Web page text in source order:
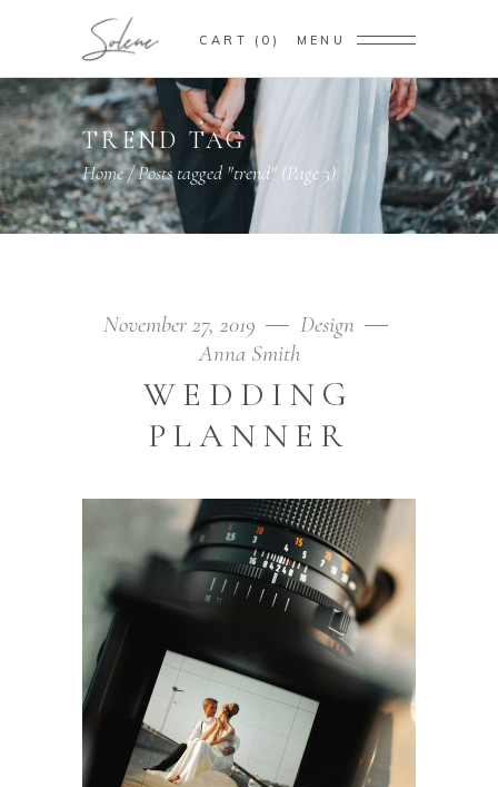
CART 0 MENU
TREND TAG
Home/Posts tagged "trend" (Page 3)
November 27, 2019
Design
Anna Smith
WEDDING
PLANNER